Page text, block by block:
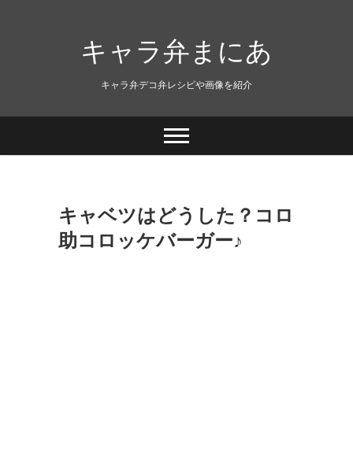
キャラ弁まにあ
キャラ弁デコ弁レシピや画像を紹介
キャベツはどうした？コロ
助コロッケバーガー♪